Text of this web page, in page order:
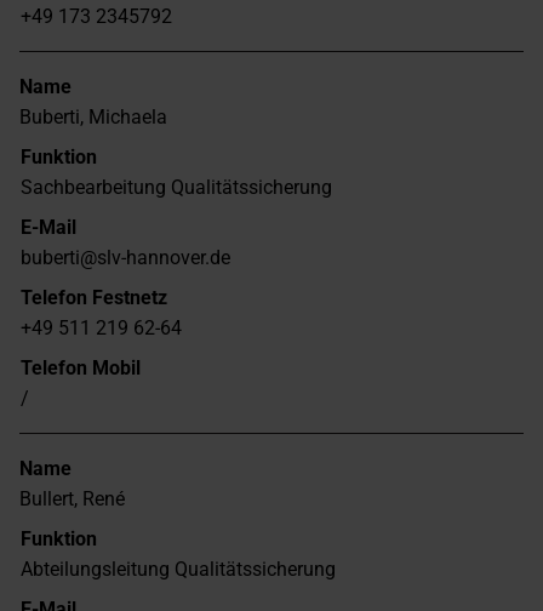
+49 173 2345792
Name
Buberti, Michaela
Funktion
Sachbearbeitung Qualitätssicherung
E-Mail
buberti@slv-hannover.de
Telefon Festnetz
+49 511 219 62-64
Telefon Mobil
/
Name
Bullert, René
Funktion
Abteilungsleitung Qualitätssicherung